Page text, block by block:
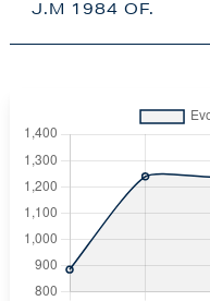
J.M 1984 OF.